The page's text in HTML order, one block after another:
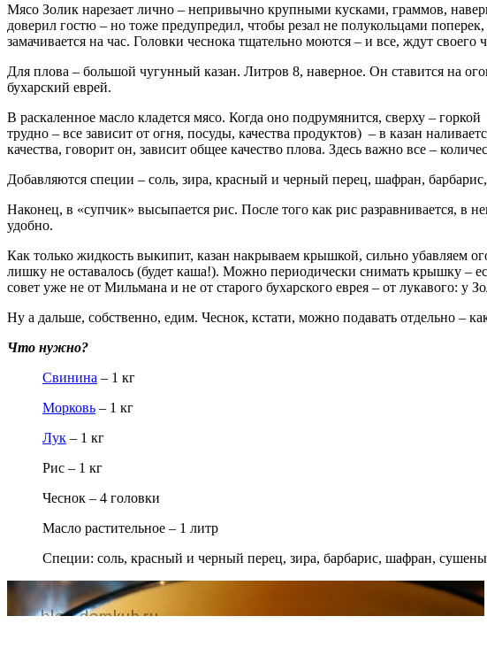
Мясо Золик нарезает лично – непривычно крупными кусками, граммов,
доверил гостю – но тоже предупредил, чтобы резал не полукольцами
замачивается на час. Головки чеснока тщательно моются – и все, ждут
Для плова – большой чугунный казан. Литров 8, наверное. Он ставится на
бухарский еврей.
В раскаленное масло кладется мясо. Когда оно подрумянится, сверху –
трудно – все зависит от огня, посуды, качества продуктов) – в казан
качества, говорит он, зависит общее качество плова. Здесь важно все –
Добавляются специи – соль, зира, красный и черный перец, шафран,
Наконец, в «супчик» высыпается рис. После того как рис разравнивается,
удобно.
Как только жидкость выкипит, казан накрываем крышкой, сильно убавляем
лишку не оставалось (будет каша!). Можно периодически снимать крышку –
совет уже не от Мильмана и не от старого бухарского еврея – от лукавого: у
Ну а дальше, собственно, едим. Чеснок, кстати, можно подавать отдельно –
Что нужно?
Свинина – 1 кг
Морковь – 1 кг
Лук – 1 кг
Рис – 1 кг
Чеснок – 4 головки
Масло растительное – 1 литр
Специи: соль, красный и черный перец, зира, барбарис, шафран,